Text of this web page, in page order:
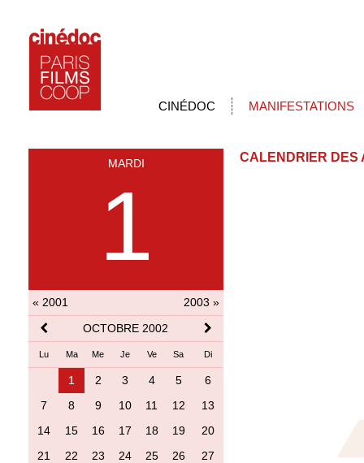
CINÉDOC MANIFESTATIONS
MARDI
1
« 2001
2003 »
OCTOBRE 2002
Lu Ma Me Je Ve Sa Di
1 2 3 4 5
6
7
8 9 10 11 12
13
14
15 16 17 18 19
20
21
22 23 24 25 26
27
CALENDRIER DES